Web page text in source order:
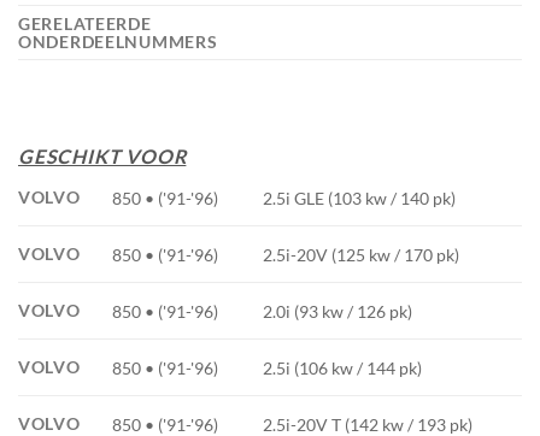
GERELATEERDE
ONDERDEELNUMMERS
GESCHIKT VOOR
VOLVO 850 • ('91-'96) 2.5i GLE (103 kw / 140 pk)
VOLVO 850 • ('91-'96) 2.5i-20V (125 kw / 170 pk)
VOLVO 850 • ('91-'96) 2.0i (93 kw / 126 pk)
VOLVO 850 • ('91-'96) 2.5i (106 kw / 144 pk)
VOLVO 850 • ('91-'96) 2.5i-20V T (142 kw / 193 pk)